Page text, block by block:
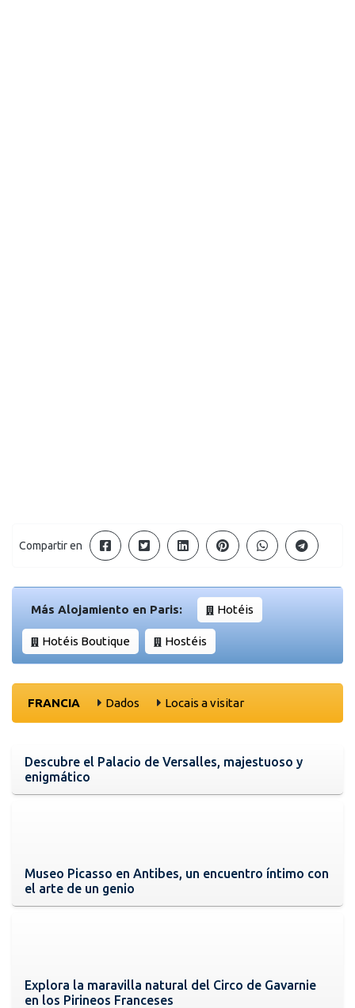
Compartir en
Más Alojamiento en Paris: Hotéis
Hotéis Boutique Hostéis
FRANCIA Dados Locais a visitar
Descubre el Palacio de Versalles, majestuoso y
enigmático
Museo Picasso en Antibes, un encuentro íntimo con
el arte de un genio
Explora la maravilla natural del Circo de Gavarnie
en los Pirineos Franceses